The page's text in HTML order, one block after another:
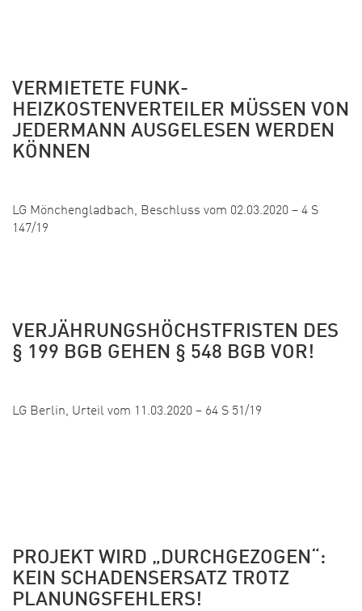
VERMIETETE FUNK-
HEIZKOSTENVERTEILER MÜSSEN VON
JEDERMANN AUSGELESEN WERDEN
KÖNNEN
LG Mönchengladbach, Beschluss vom 02.03.2020 – 4 S
147/19
VERJÄHRUNGSHÖCHSTFRISTEN DES
§ 199 BGB GEHEN § 548 BGB VOR!
LG Berlin, Urteil vom 11.03.2020 – 64 S 51/19
PROJEKT WIRD „DURCHGEZOGEN“:
KEIN SCHADENSERSATZ TROTZ
PLANUNGSFEHLERS!